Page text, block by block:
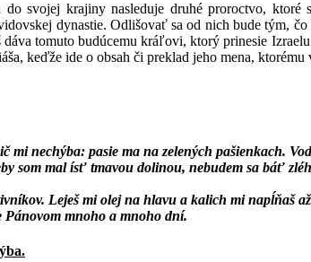
do svojej krajiny nasleduje druhé proroctvo,
dynastie. Odlišovať sa od nich bude tým,
tomuto budúcemu kráľovi, ktorý prinesie
keďže ide o obsah či preklad jeho mena, ktorému
mi nechýba: pasie ma na zelených pašienkach.
som mal ísť tmavou dolinou, nebudem sa báť
Leješ mi olej na hlavu a kalich mi napĺňaš
mnoho a mnoho dní.